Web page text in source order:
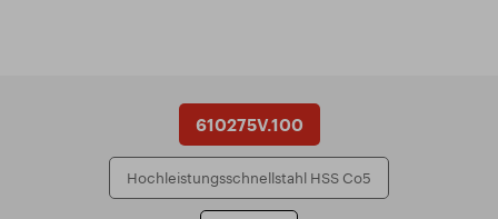
610275V.100
Hochleistungsschnellstahl HSS Co5